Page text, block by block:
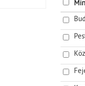
Postai
Piaci
Postai
Postai
(2003-
A